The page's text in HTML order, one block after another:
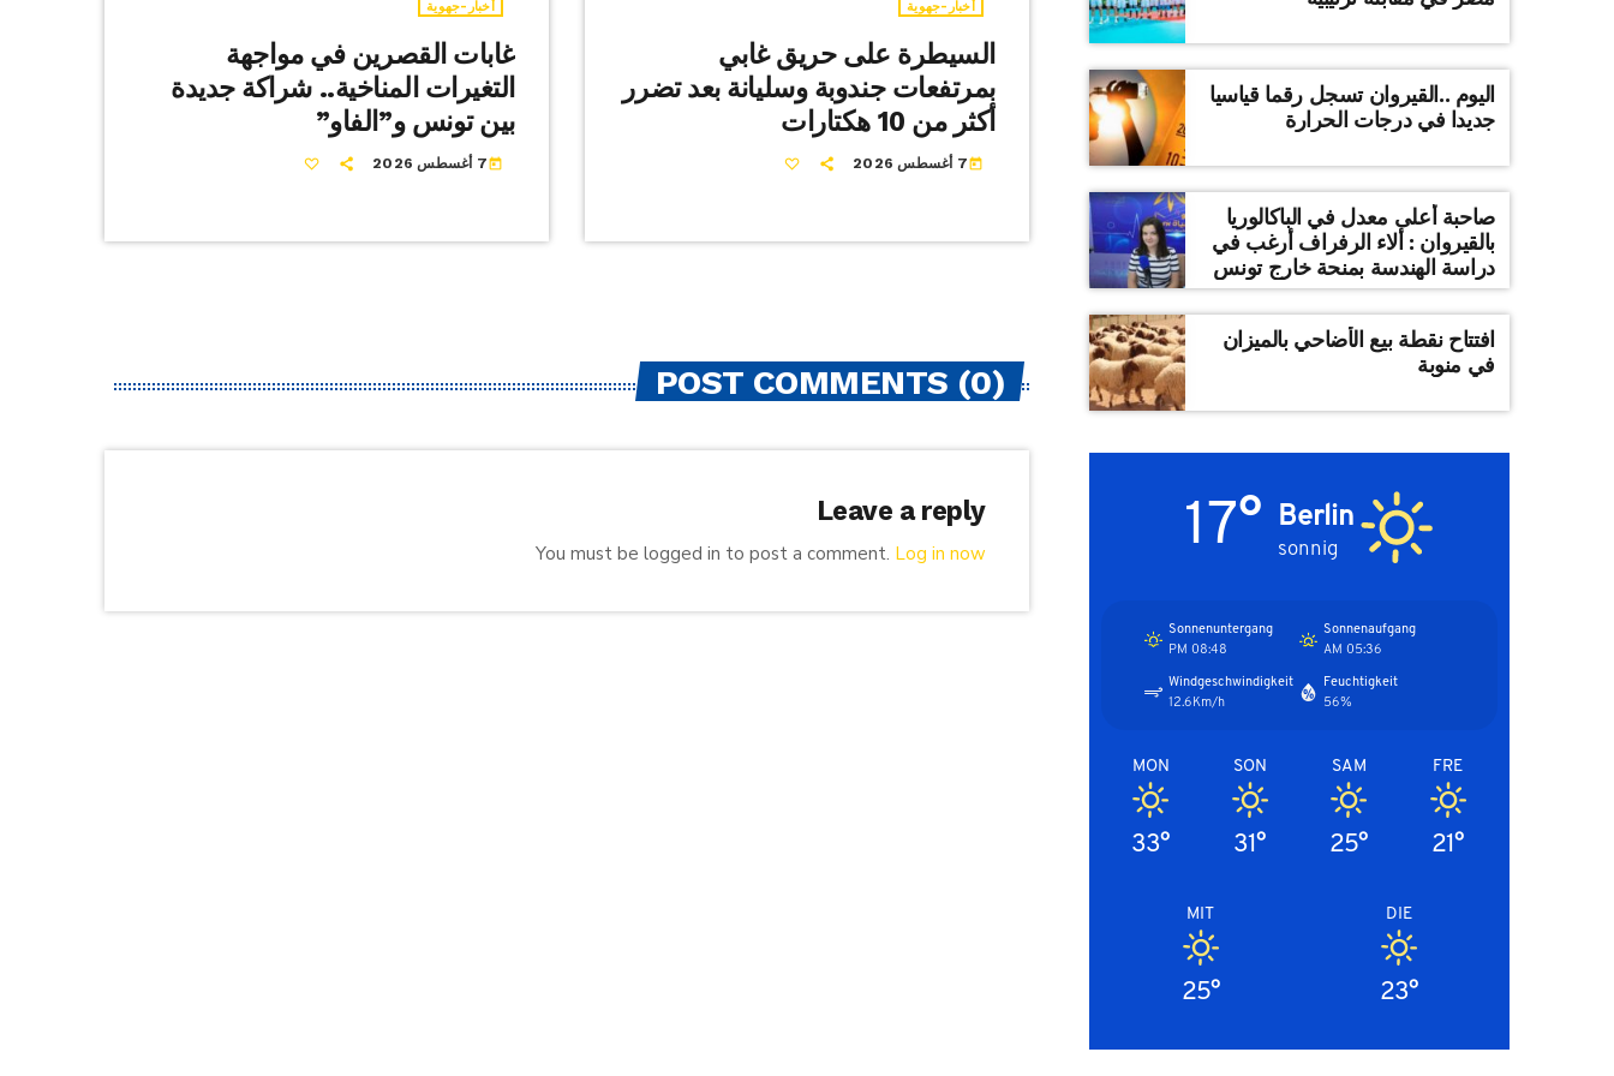
أخبار-جهوية
غابات القصرين في مواجهة
التغيرات المناخية.. شراكة جديدة
بين تونس و”الفاو”
today7 أغسطس 2026
أخبار-جهوية
السيطرة على حريق غابي
بمرتفعات جندوبة وسليانة بعد تضرر
أكثر من 10 هكتارات
today7 أغسطس 2026
POST COMMENTS (0)
Leave a reply
You must be logged in to post a comment. Log in now
اليوم ..القيروان تسجل رقما قياسيا
جديدا في درجات الحرارة
صاحبة أعلى معدل في الباكالوريا
بالقيروان : ألاء الرفراف أرغب في
دراسة الهندسة بمنحة خارج تونس
افتتاح نقطة بيع الأضاحي بالميزان
في منوبة
Berlin
sonnig
17°
Sonnenaufgang
05:36 AM
Sonnenuntergang
08:48 PM
Feuchtigkeit
56%
Windgeschwindigkeit
12.6Km/h
FRE
21°
SAM
25°
SON
31°
MON
33°
DIE
23°
MIT
25°